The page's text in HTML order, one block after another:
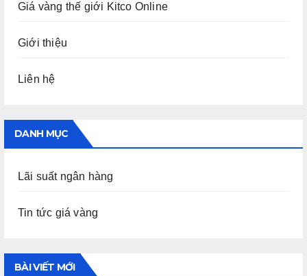
Giá vàng thế giới Kitco Online
Giới thiệu
Liên hệ
DANH MỤC
Lãi suất ngân hàng
Tin tức giá vàng
BÀI VIẾT MỚI